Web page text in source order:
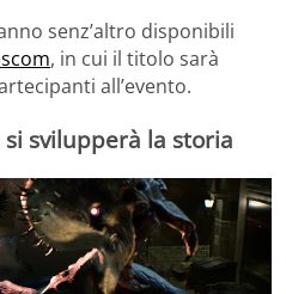
senz’altro disponibili
, in cui il titolo sarà
all’evento.
si svilupperà la storia